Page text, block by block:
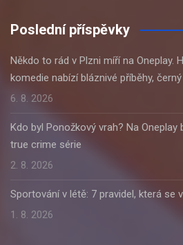
Poslední příspěvky
Někdo to rád v Plzni míří na Oneplay.
komedie nabízí bláznivé příběhy,
6. 8. 2026
Kdo byl Ponožkový vrah? Na
true crime série
2. 8. 2026
Sportování v létě: 7 pravidel, která se
1. 8. 2026